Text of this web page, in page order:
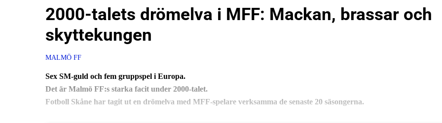
2000-talets drömelva i MFF: Mackan, brassar och
skyttekungen
MALMÖ FF
Sex SM-guld och fem gruppspel i Europa.
Det är Malmö FF:s starka facit under 2000-talet.
Fotboll Skåne har tagit ut en drömelva med MFF-spelare verksamma de senaste 20 säsongerna.